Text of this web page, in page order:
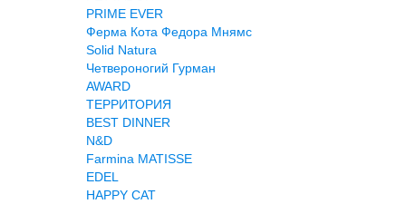
PRIME EVER
Ферма Кота Федора Мнямс
Solid Natura
Четвероногий Гурман
AWARD
ТЕРРИТОРИЯ
BEST DINNER
N&D
Farmina MATISSE
EDEL
HAPPY CAT